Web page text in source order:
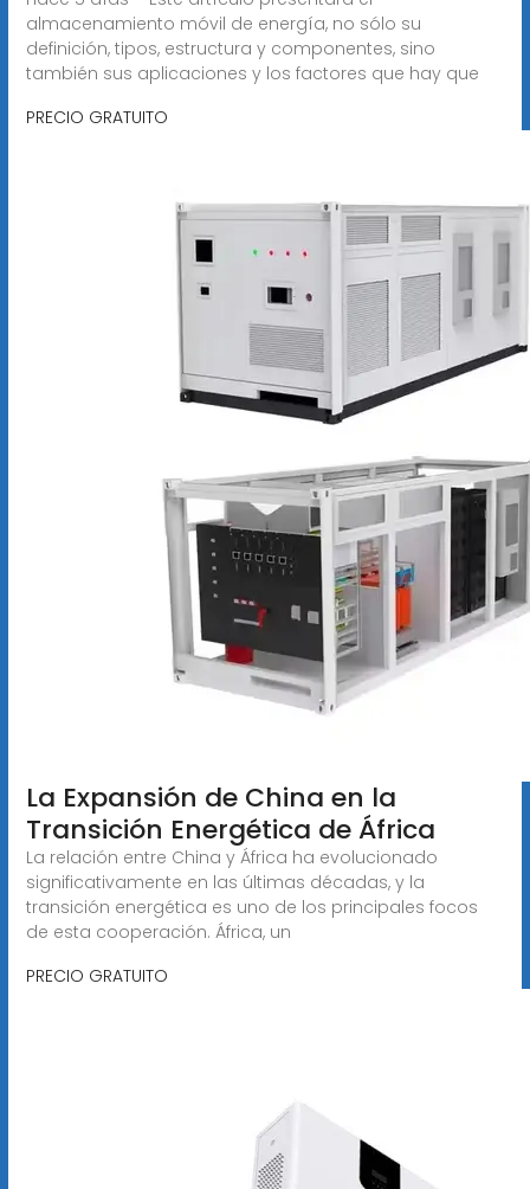
almacenamiento móvil de energía, no sólo su
definición, tipos, estructura y componentes, sino
también sus aplicaciones y los factores que hay que
PRECIO GRATUITO
La Expansión de China en la
Transición Energética de África
La relación entre China y África ha evolucionado
significativamente en las últimas décadas, y la
transición energética es uno de los principales focos
de esta cooperación. África, un
PRECIO GRATUITO